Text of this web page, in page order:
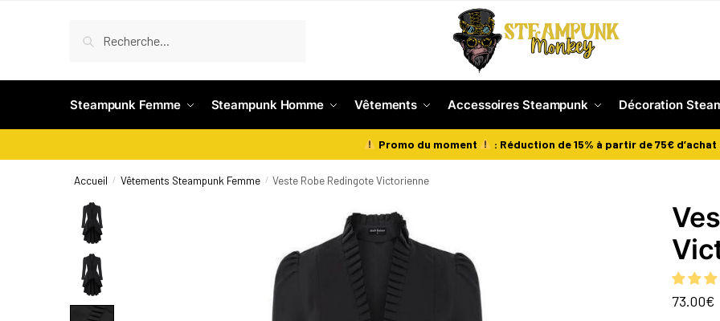
Steampunk Femme Steampunk Homme Vêtements Accessoires Steampunk Décoration
Promo du moment : Réduction de 15% à partir de 75€ d’achat
Accueil / Vêtements Steampunk Femme / Veste Robe Redingote Victorienne
73.00€